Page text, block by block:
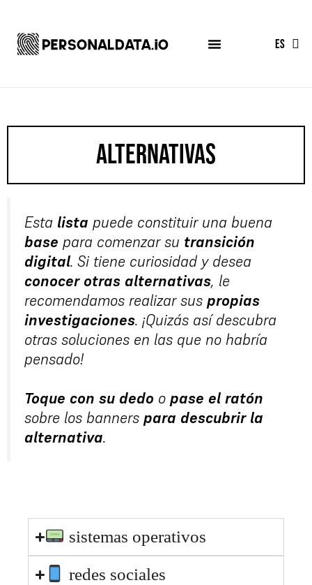
ES
EN
Alternativas
Esta lista puede constituir una buena
base para comenzar su transición
digital. Si tiene curiosidad y desea
conocer otras alternativas, le
recomendamos realizar sus propias
investigaciones. ¡Quizás así descubra
otras soluciones en las que no habría
pensado!
Toque con su dedo o pase el ratón
sobre los banners para descubrir la
alternativa.
sistemas operativos
redes sociales